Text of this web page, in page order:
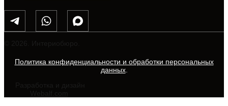
© 2026. Интериобюро.
Политика конфиденциальности и обработки персональных
данных.
Разработка и дизайн